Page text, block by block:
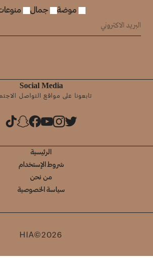
موضة جمال منوعات
Social Media
تابعونا على مواقع التواصل الاجتماعي
الرئيسية
شروط الإستخدام
من نحن
سياسة الخصوصية
HIA©2026